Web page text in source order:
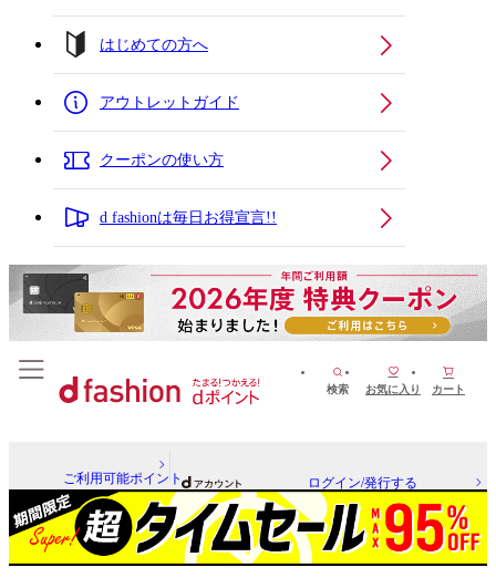
はじめての方へ
アウトレットガイド
クーポンの使い方
d fashionは毎日お得宣言!!
検索 お気に入り カート
ご利用可能ポイント ログイン/発行する